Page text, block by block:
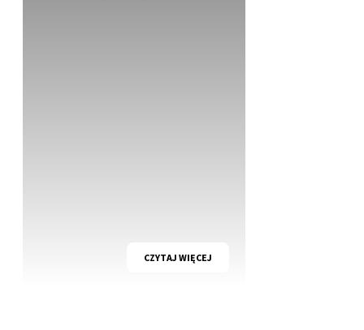
CZYTAJ WIĘCEJ